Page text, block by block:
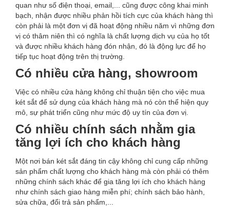
quan như số điện thoại, email,... cũng được công khai minh
bạch, nhận được nhiều phản hồi tích cực của khách hàng thì
còn phải là một đơn vị đã hoạt động nhiều năm vì những đơn
vị có thâm niên thì có nghĩa là chất lượng dịch vụ của họ tốt
và được nhiều khách hàng đón nhận, đó là động lực để họ
tiếp tục hoạt động trên thị trường.
Có nhiều cửa hàng, showroom
Việc có nhiều cửa hàng không chỉ thuận tiện cho việc mua
két sắt để sử dụng của khách hàng mà nó còn thể hiện quy
mô, sự phát triển cũng như mức độ uy tín của đơn vị.
Có nhiều chính sách nhằm gia
tăng lợi ích cho khách hàng
Một nơi bán két sắt đáng tin cậy không chỉ cung cấp những
sản phẩm chất lượng cho khách hàng mà còn phải có thêm
những chính sách khác để gia tăng lợi ích cho khách hàng
như chính sách giao hàng miễn phí; chính sách bảo hành,
sửa chữa, đổi trả sản phẩm,...